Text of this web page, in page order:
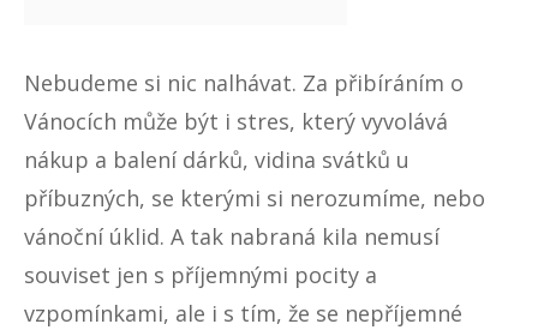
Nebudeme si nic nalhávat. Za přibíráním o
Vánocích může být i stres, který vyvolává
nákup a balení dárků, vidina svátků u
příbuzných, se kterými si nerozumíme, nebo
vánoční úklid. A tak nabraná kila nemusí
souviset jen s příjemnými pocity a
vzpomínkami, ale i s tím, že se nepříjemné